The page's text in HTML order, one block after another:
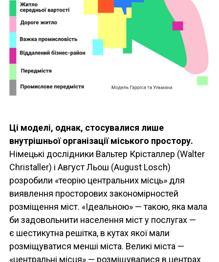
Ці моделі, однак, стосувалися лише
внутрішньої організації міського простору.
Німецькі дослідники Вальтер Крісталлер (Walter
Christaller) і Август Льош (August Losch)
розробили «теорію центральних місць» для
виявлення просторових закономірностей
розміщення міст. «Ідеальною» — такою, яка мала
би задовольнити населення міст у послугах —
є шестикутна решітка, в кутах якої мали
розміщуватися менші міста. Великі міста —
«центральні місця» — розміщувалися в центрах